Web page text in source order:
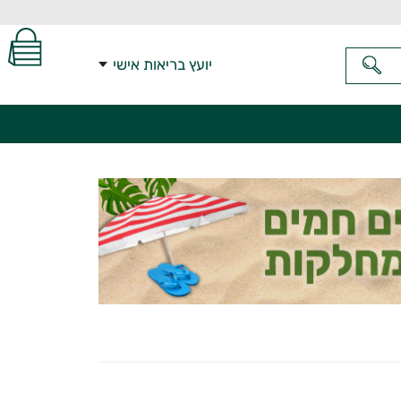
יועץ בריאות אישי